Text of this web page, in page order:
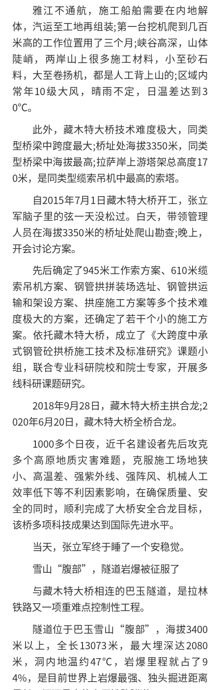
雅江不通航，施工船舶需要在内地解
体，汽运至工地再组装;第一台挖机爬到几百
米高的工作位置用了三个月;峡谷高深，山体
陡峭，两岸山上很多施工材料，小至砂石
料，大至卷扬机，都是人工背上山的;区域内
常年10级大风，晴雨不定，日温差达到3
0℃。
此外，藏木特大桥技术难度极大，同类
型桥梁中跨度最大;桥址处海拔3350米，同类
型桥梁中海拔最高;拉萨岸上游塔架总高度17
0米，是同类型缆索吊机中最高的索塔。
自2015年7月1日藏木特大桥开工，张立
军脑子里的弦一天没松过。白天，带领管理
人员在海拔3350米的桥址处爬山勘查;晚上，
开会讨论方案。
先后确定了945米工作索方案、610米缆
索吊机方案、钢管拱拼装场选址、钢管拱运
输和架设方案、拱座施工方案等多个技术难
度极大的方案，还确定了若干个小的施工方
案。依托藏木特大桥，成立了《大跨度中承
式钢管砼拱桥施工技术及标准研究》课题小
组，联合专业科研院校和院士专家，开展多
线科研课题研究。
2018年9月28日，藏木特大桥主拱合龙;2
020年6月20日，藏木特大桥全桥合龙。
1000多个日夜，近千名建设者先后攻克
多个高原地质灾害难题，克服施工场地狭
小、高温差、强紫外线、强阵风、机械人工
效率低下等不利因素影响，在确保质量、安
全的同时，顺利完成了大桥安全合龙目标，
该桥多项科技成果达到国际先进水平。
当天，张立军终于睡了一个安稳觉。
雪山“腹部”，隧道岩爆被征服了
与藏木特大桥相连的巴玉隧道，是拉林
铁路又一项重难点控制性工程。
隧道位于巴玉雪山“腹部”，海拔3400
米以上，全长13073米，最大埋深达2080
米，洞内地温约47℃，岩爆里程就占了9
4%，是目前世界上岩爆最强、独头掘进距离